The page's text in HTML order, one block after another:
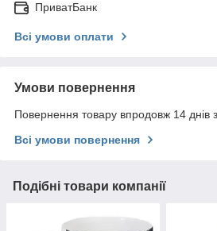
ПриватБанк
Всі умови оплати
Умови повернення
Повернення товару впродовж 14 днів
Всі умови повернення
Подібні товари компанії